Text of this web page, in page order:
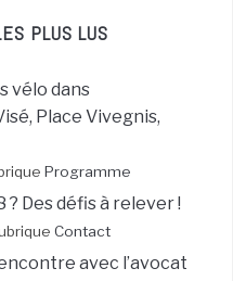
PLUS LUS
vélo dans
Place Vivegnis,
Programme
Des défis à relever !
Contact
avec l’avocat